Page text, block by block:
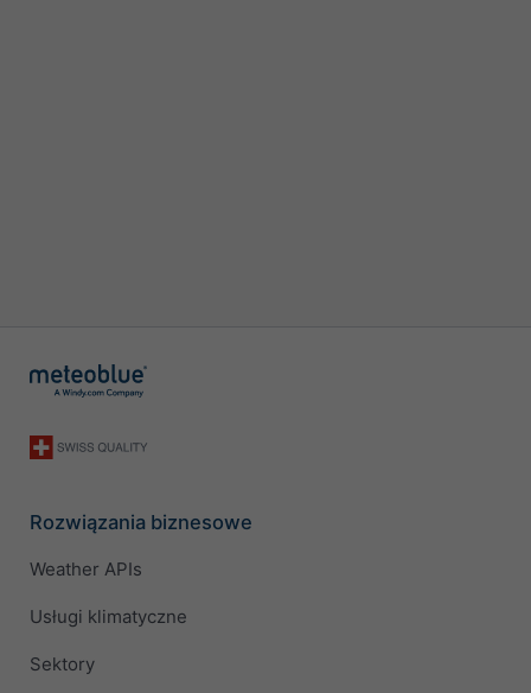
Rozwiązania biznesowe
Weather APIs
Usługi klimatyczne
Sektory